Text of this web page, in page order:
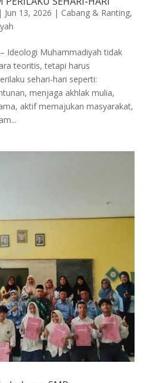
Jun 13, 2026 | Cabang & Ranting,
Ideologi Muhammadiyah tidak
teoritis, tetapi harus
sehari-hari seperti:
menjaga akhlak mulia,
aktif memajukan masyarakat,